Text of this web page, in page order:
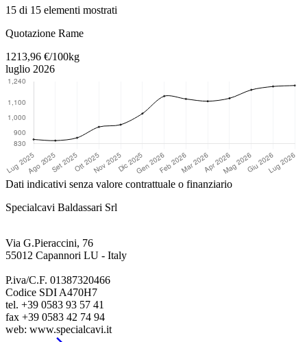
15 di 15 elementi mostrati
Quotazione Rame
1213,96 €/100kg
luglio 2026
Dati indicativi senza valore contrattuale o finanziario
Specialcavi Baldassari Srl
Via G.Pieraccini, 76
55012 Capannori LU - Italy
P.iva/C.F. 01387320466
Codice SDI A470H7
tel. +39 0583 93 57 41
fax +39 0583 42 74 94